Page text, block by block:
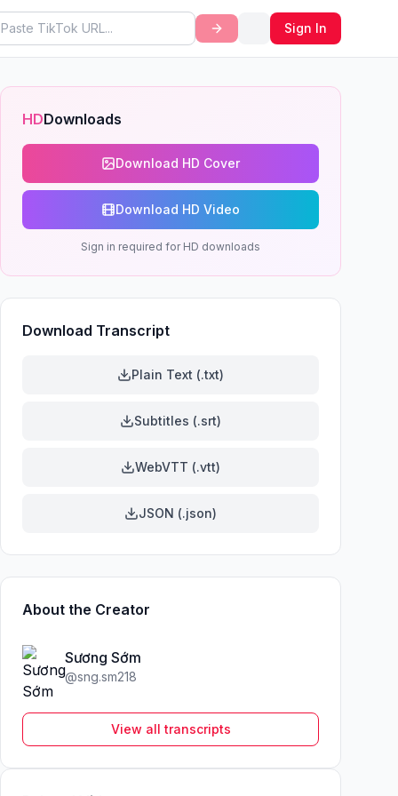
Sign In
HDDownloads
Download HD Cover
Download HD Video
Sign in required for HD downloads
Download Transcript
Plain Text (.txt)
Subtitles (.srt)
WebVTT (.vtt)
JSON (.json)
About the Creator
Sương Sớm
@sng.sm218
View all transcripts